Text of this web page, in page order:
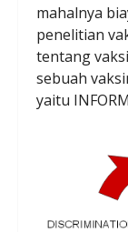
mahalnya
penelitian
tentang
sebuah
yaitu